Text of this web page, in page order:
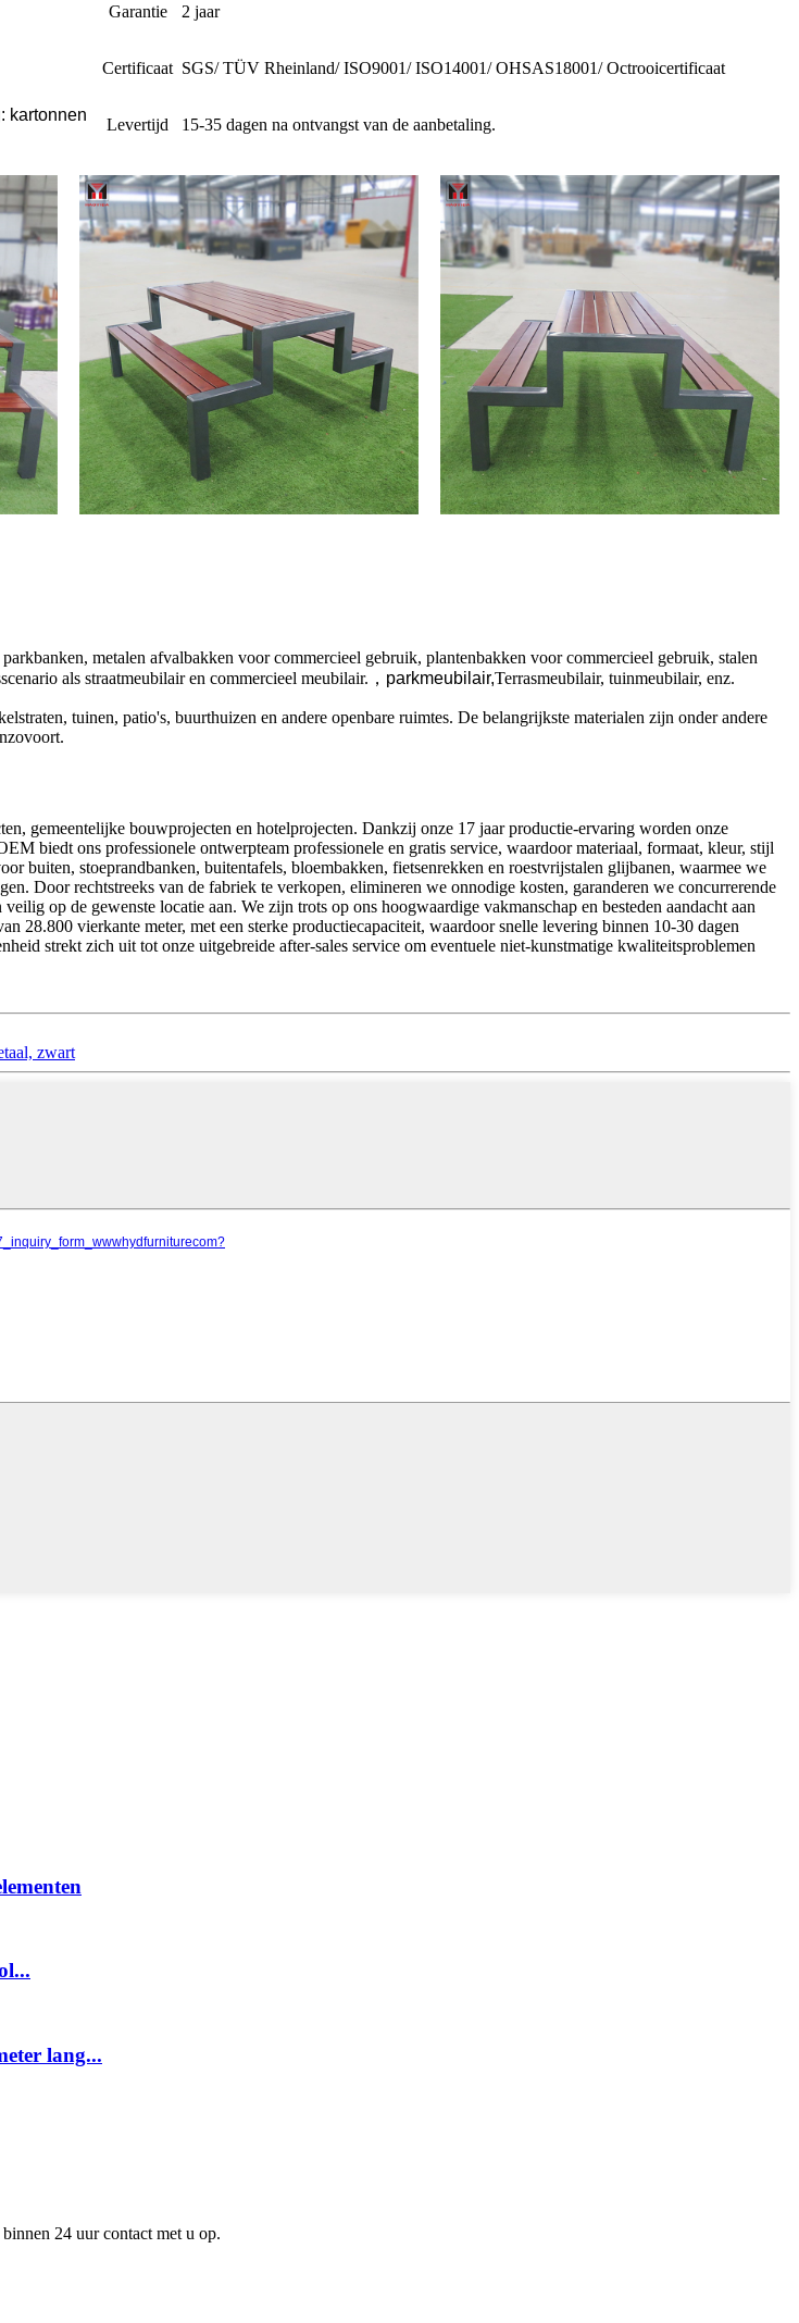
Garantie 2 jaar
Certificaat SGS/ TÜV Rheinland/ ISO9001/ ISO14001/ OHSAS18001/ Octrooicertificaat
kartonnen
Levertijd 15-35 dagen na ontvangst van de aanbetaling.
metalen afvalbakken voor commercieel gebruik, plantenbakken voor commercieel gebruik, stalen
als straatmeubilair en commercieel meubilair. ， parkmeubilair,Terrasmeubilair, tuinmeubilair, enz.
tuinen, patio's, buurthuizen en andere openbare ruimtes. De belangrijkste materialen zijn onder andere
gemeentelijke bouwprojecten en hotelprojecten. Dankzij onze 17 jaar productie-ervaring worden onze
biedt ons professionele ontwerpteam professionele en gratis service, waardoor materiaal, formaat, kleur, stijl
buiten, stoeprandbanken, buitentafels, bloembakken, fietsenrekken en roestvrijstalen glijbanen, waarmee we
Door rechtstreeks van de fabriek te verkopen, elimineren we onnodige kosten, garanderen we concurrerende
op de gewenste locatie aan. We zijn trots op ons hoogwaardige vakmanschap en besteden aandacht aan
28.800 vierkante meter, met een sterke productiecapaciteit, waardoor snelle levering binnen 10-30 dagen
strekt zich uit tot onze uitgebreide after-sales service om eventuele niet-kunstmatige kwaliteitsproblemen
zwart
lang...
24 uur contact met u op.